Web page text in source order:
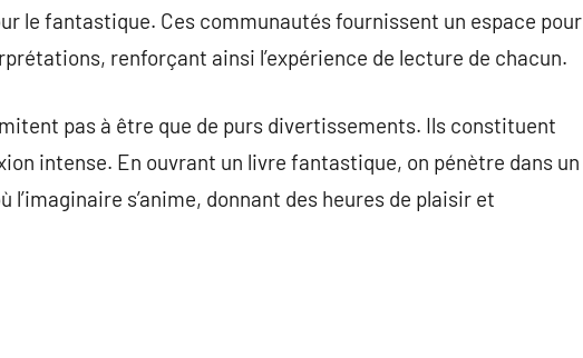
le fantastique. Ces communautés fournissent un espace pour
renforçant ainsi l’expérience de lecture de chacun.
pas à être que de purs divertissements. Ils constituent
intense. En ouvrant un livre fantastique, on pénètre dans un
l’imaginaire s’anime, donnant des heures de plaisir et